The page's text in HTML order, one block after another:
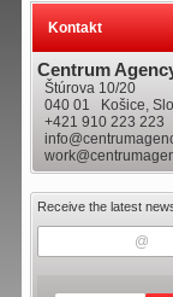
Kontakt
Centrum
Štúrova 10/20
040 01 Košice,
+421 910 223 223
Receive the latest